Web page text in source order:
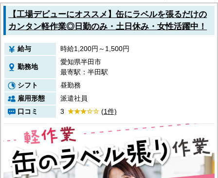
京都府
大阪府
兵庫県
奈良県
関東エリア
栃木県
群馬県
埼玉県
千葉県
東京都
神奈川県
青森県
岩手県
秋田県
宮城県
山形県
【工場デビューにオススメ】缶にラベルを張るだけの
カンタン軽作業◎日勤のみ・土日休み・女性活躍中！
給与 時給1,200円～1,500円
勤務地
愛知県半田市
最寄駅：半田駅
シフト
昼勤務
雇用形態
派遣社員
口コミ
3 (1件)